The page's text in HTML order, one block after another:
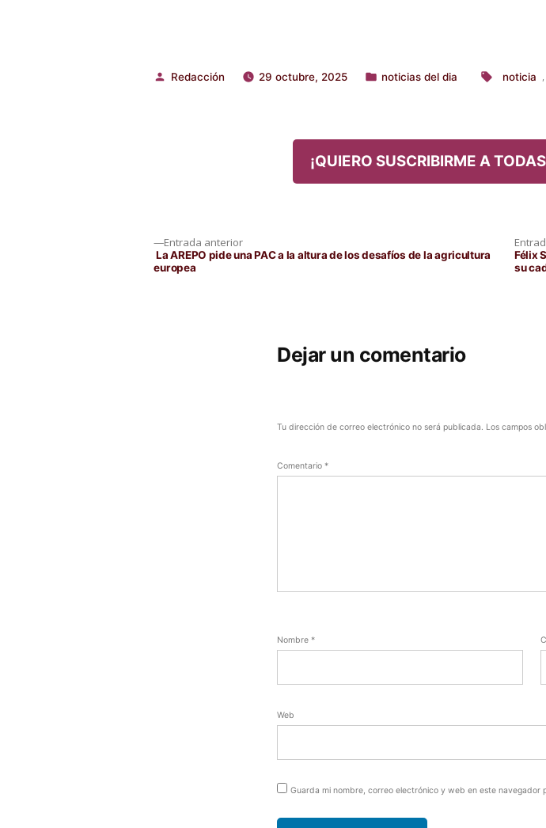
Publicado
Redacción 29 octubre, 2025
Publicado
noticias del dia
Etiquetas:
noticia ,
¡QUIERO SUSCRIBIRME A
Entrada anteriorEntrada
anterior:
La AREPO pide una PAC a la altura de los desafíos de la agricultura
europea
Félix
su
Dejar un comentario
Tu dirección de correo electrónico no será publicada. Los campos
Comentario *
Nombre *
Web
Guarda mi nombre, correo electrónico y web en este navegador